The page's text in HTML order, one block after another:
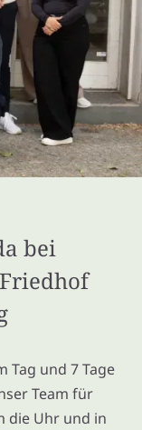
bei
Tag und 7 Tage
Team für
die Uhr und in